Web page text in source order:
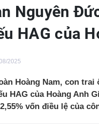
Nguyên
HAG của
2025
Hoàng Nam, con
HAG của Hoàng Anh
vốn điều lệ của